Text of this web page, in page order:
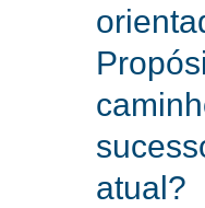
atual?